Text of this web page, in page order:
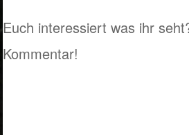
Euch interessiert was ihr
Kommentar!